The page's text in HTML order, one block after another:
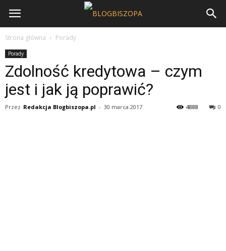
Strona główna Porady
Porady
Zdolność kredytowa – czym
jest i jak ją poprawić?
Przez Redakcja Blogbiszopa.pl - 30 marca 2017 0
4888